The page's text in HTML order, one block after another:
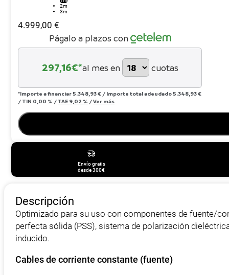
2m
3m
4.999,00€
Págalo a plazos con
297,16€*al mes en cuotas
*Importe a financiar 5.348,93 € / Importe total adeudado 5.348,93 €
/ TIN 0,00 % / TAE 9,02 % /Ver más
Envío gratis
desde 300€
Descripción
Optimizado para su uso con componentes de fuente/
perfecta sólida (PSS), sistema de polarización
inducido.
Cables de corriente constante (fuente)